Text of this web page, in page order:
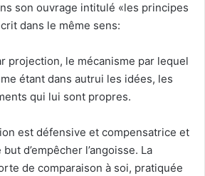
son ouvrage intitulé «les principes
dans le même sens:
projection, le mécanisme par lequel
étant dans autrui les idées, les
qui lui sont propres.
est défensive et compensatrice et
d’empêcher l’angoisse. La
de comparaison à soi, pratiquée